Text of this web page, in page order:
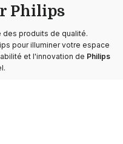
Philips
produits de qualité.
pour illuminer votre espace
et l'innovation de Philips